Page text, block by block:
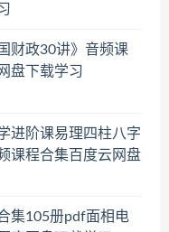
财政30讲》音频课
盘下载学习
进阶课易理四柱八字
课程合集百度云网盘
集105册pdf面相电